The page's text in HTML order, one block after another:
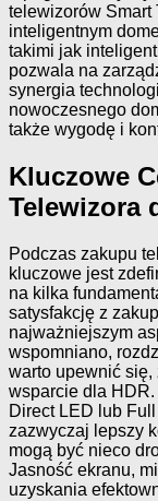
telewizorów Smart
inteligentnym
takimi jak
pozwala na
synergia
nowoczesnego
także wygodę i
Kluczowe
Telewizora
Podczas zakupu
kluczowe jest
na kilka
satysfakcję z
najważniejszym
wspomniano,
warto upewnić się,
wsparcie dla
Direct LED lub
zazwyczaj lepszy
mogą być nieco
Jasność ekranu,
uzyskania